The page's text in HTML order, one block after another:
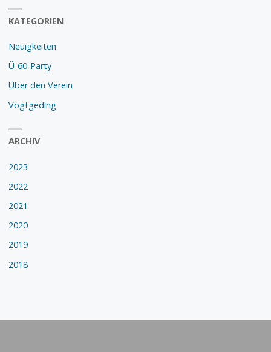
KATEGORIEN
Neuigkeiten
Ü-60-Party
Über den Verein
Vogtgeding
ARCHIV
2023
2022
2021
2020
2019
2018